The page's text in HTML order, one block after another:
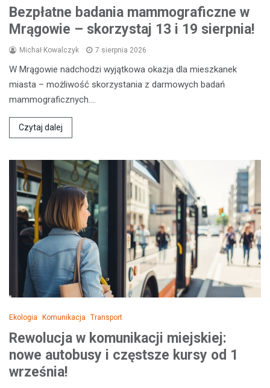
Bezpłatne badania mammograficzne w
Mrągowie – skorzystaj 13 i 19 sierpnia!
Michał Kowalczyk 7 sierpnia 2026
W Mrągowie nadchodzi wyjątkowa okazja dla mieszkanek
miasta – możliwość skorzystania z darmowych badań
mammograficznych.…
Czytaj dalej
Ekologia Komunikacja Transport
Rewolucja w komunikacji miejskiej:
nowe autobusy i częstsze kursy od 1
września!